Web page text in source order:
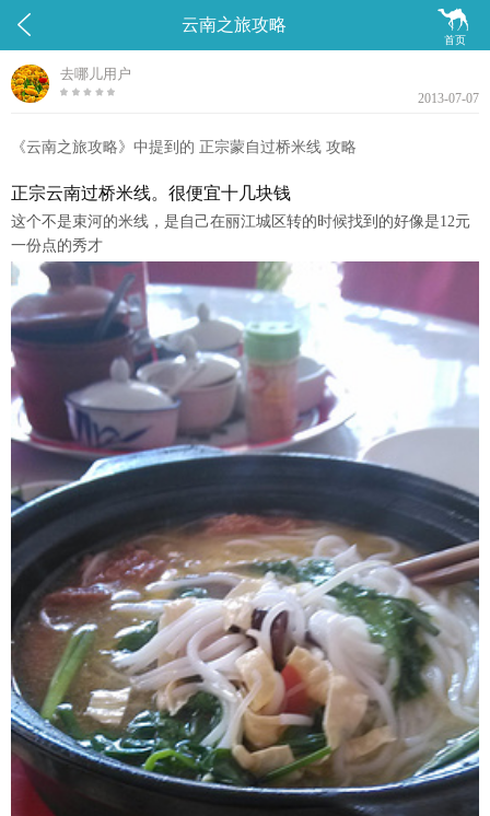
 
首页
云南之旅攻略
去哪儿用户
2013-07-07
《云南之旅攻略》中提到的 正宗蒙自过桥米线 攻略
正宗云南过桥米线。很便宜十几块钱
这个不是束河的米线，是自己在丽江城区转的时候找到的好像是12元
一份点的秀才